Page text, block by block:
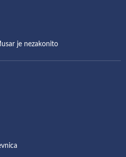
je nezakonito